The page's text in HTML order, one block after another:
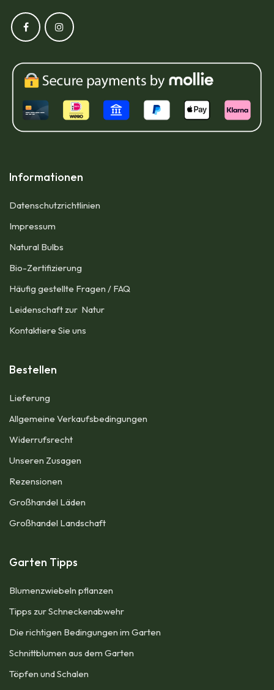
Informationen
Datenschutzrichtlinien
Impressum​
Natural Bulbs
Bio-Zertifizierung
Häufig gestellte Fragen / FAQ
Leidenschaft zur Natur
Kontaktiere Sie uns
Bestellen
Lieferung
Allgemeine Verkaufsbedingungen​
Widerrufsrecht
Unseren Zusagen
Rezensionen​
Großhandel Läden
Großhandel Landschaft
Garten Tipps
Blumenzwiebeln pflanzen
Tipps zur Schneckenabwehr
Die richtigen Bedingungen im Garten
Schnittblumen aus dem Garten
Töpfen und Schalen